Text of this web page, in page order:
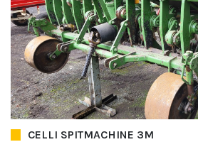
CELLI SPITMACHINE 3M